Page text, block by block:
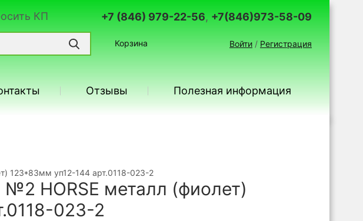
КП +7 (846) 979-22-56, +7(846)973-58-09
Корзина Войти / Регистрация
Отзывы Полезная информация
123*83мм уп12-144 арт.0118-023-2
HORSE металл (фиолет)
023-2